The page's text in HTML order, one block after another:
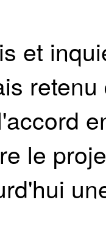
et
le